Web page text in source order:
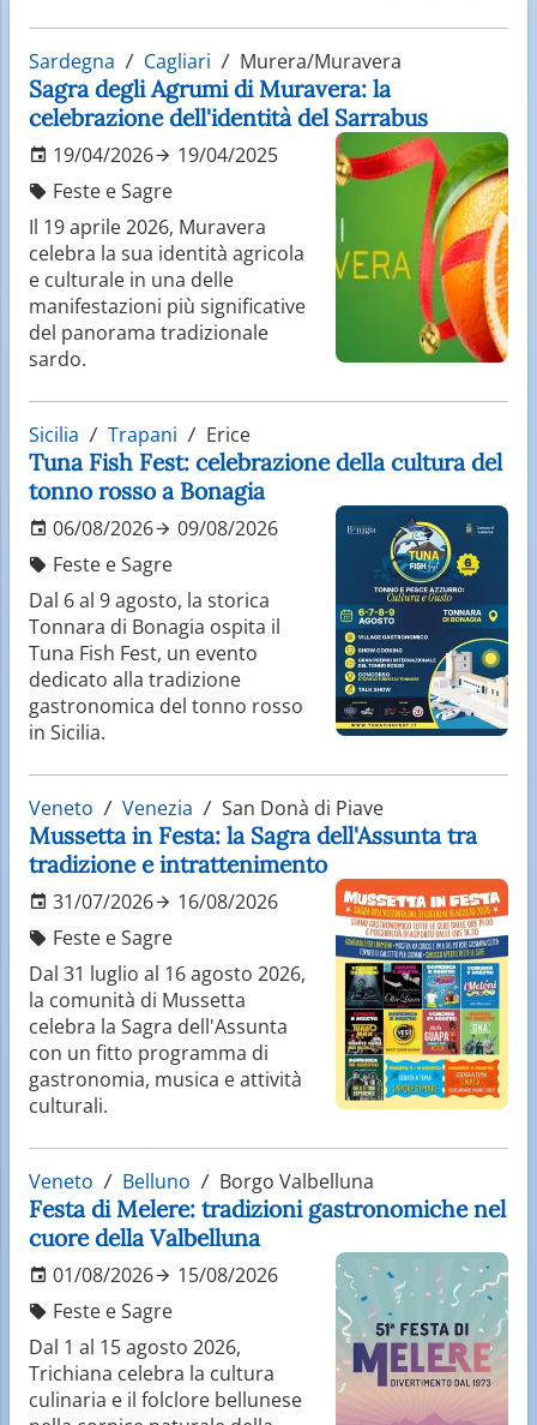
Sardegna Cagliari Murera/Muravera
Sagra degli Agrumi di Muravera: la
celebrazione dell'identità del Sarrabus
19/04/2026
19/04/2025
Feste e Sagre
Il 19 aprile 2026, Muravera
celebra la sua identità agricola
e culturale in una delle
manifestazioni più significative
del panorama tradizionale
sardo.
Sicilia Trapani Erice
Tuna Fish Fest: celebrazione della cultura del
tonno rosso a Bonagia
06/08/2026
09/08/2026
Feste e Sagre
Dal 6 al 9 agosto, la storica
Tonnara di Bonagia ospita il
Tuna Fish Fest, un evento
dedicato alla tradizione
gastronomica del tonno rosso
in Sicilia.
Veneto Venezia San Donà di Piave
Mussetta in Festa: la Sagra dell'Assunta tra
tradizione e intrattenimento
31/07/2026
16/08/2026
Feste e Sagre
Dal 31 luglio al 16 agosto 2026,
la comunità di Mussetta
celebra la Sagra dell'Assunta
con un fitto programma di
gastronomia, musica e attività
culturali.
Veneto Belluno Borgo Valbelluna
Festa di Melere: tradizioni gastronomiche nel
cuore della Valbelluna
01/08/2026
15/08/2026
Feste e Sagre
Dal 1 al 15 agosto 2026,
Trichiana celebra la cultura
culinaria e il folclore bellunese